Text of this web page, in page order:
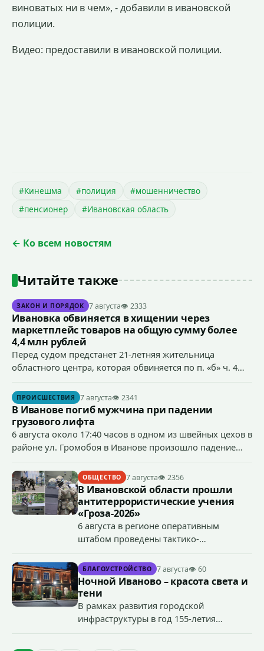
виноватых ни в чем», - добавили в ивановской
полиции.
Видео: предоставили в ивановской полиции.
#Кинешма #полиция
#мошенничество
#пенсионер
#Ивановская область
← Ко всем новостям
Читайте также
ЗАКОН И ПОРЯДОК 7 августа👁 2333
Ивановка обвиняется в хищении через
маркетплейс товаров на общую сумму более
4,4 млн рублей
Перед судом предстанет 21-летняя жительница
областного центра, которая обвиняется по п. «б» ч. 4
сумму более 4,4 млн рублей через маркетплейс.
ПРОИСШЕСТВИЯ 7 августа👁 2341
В Иванове погиб мужчина при падении
грузового лифта
6 августа около 17:40 часов в одном из швейных цехов в
районе ул. Громобоя в Иванове произошло падение
ОБЩЕСТВО 7 августа👁 2356
В Ивановской области прошли
антитеррористические учения
«Гроза-2026»
6 августа в регионе оперативным
штабом проведены тактико-
террористического акта на объекте
органов государственной власти.
«Гроза-2026».
БЛАГОУСТРОЙСТВО 7 августа👁 60
Ночной Иваново – красота света и
тени
В рамках развития городской
инфраструктуры в год 155-летия